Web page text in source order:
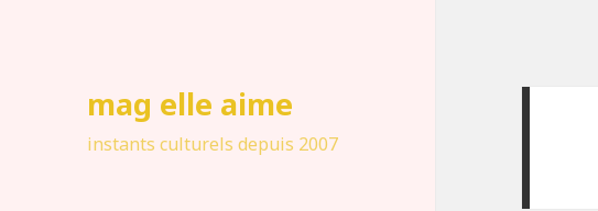
mag elle aime
instants culturels depuis 2007